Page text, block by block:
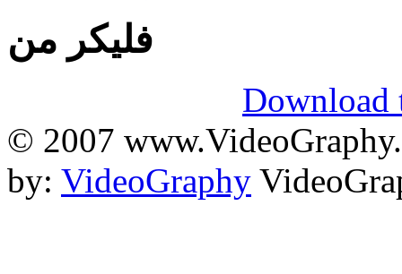
فلیکر من
Download
© 2007
by: VideoGraphy